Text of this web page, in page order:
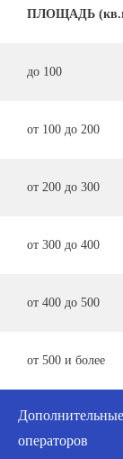
ПЛОЩАДЬ
до 100
от 100 до 200
от 200 до 300
от 300 до 400
от 400 до 500
от 500 и более
операторов